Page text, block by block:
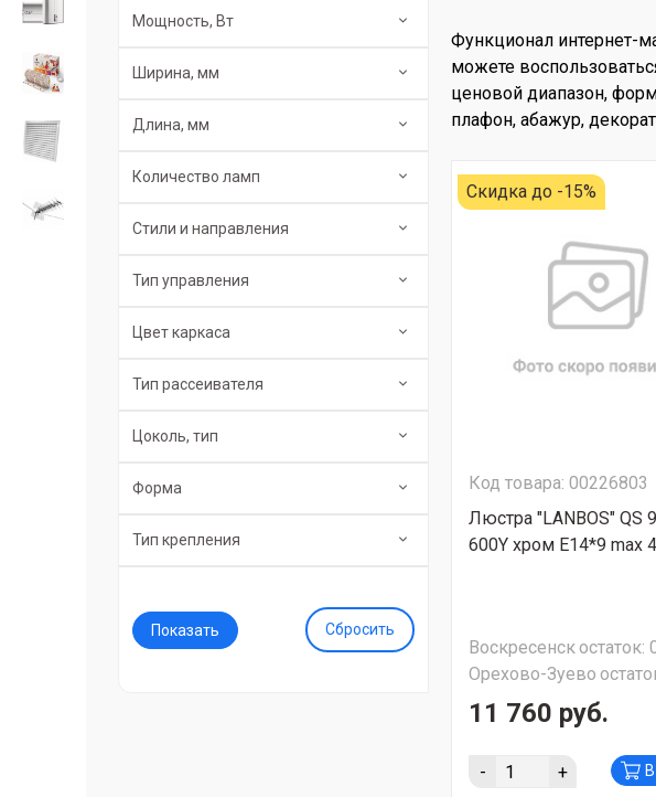
Мощность, Вт
Ширина, мм
Длина, мм
Количество ламп
Стили и направления
Тип управления
Цвет каркаса
Тип рассеивателя
Цоколь, тип
Форма
Тип крепления
Сбросить
Функционал интернет-
можете
ценовой диапазон,
плафон, абажур,
Скидка до -15%
Код товара: 00226803
Люстра "LANBOS" QS
600Y хром Е14*9 max
Воскресенскостаток:
Орехово-Зуево
11 760 руб.
- +